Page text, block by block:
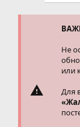
Не
или
Для